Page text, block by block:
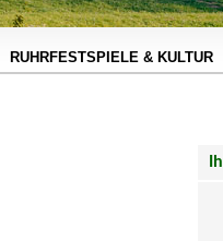
RUHRFESTSPIELE & KULTUR